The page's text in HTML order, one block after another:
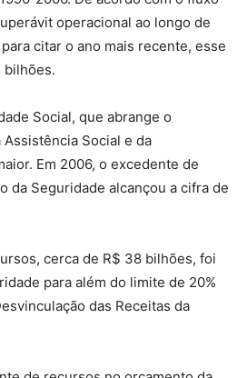
operacional ao longo de
citar o ano mais recente, esse
bilhões.
Social, que abrange o
Social e da
Em 2006, o excedente de
da Seguridade alcançou a cifra de
cerca de R$ 38 bilhões, foi
para além do limite de 20%
das Receitas da